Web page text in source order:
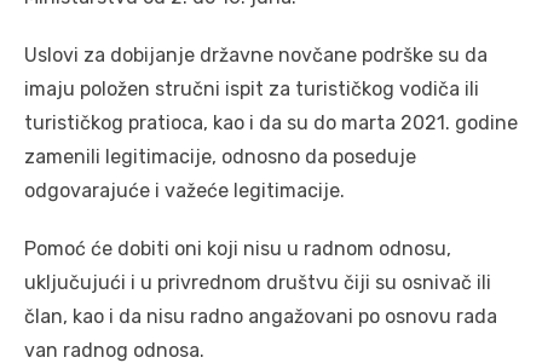
Uslovi za dobijanje državne novčane podrške su da
imaju položen stručni ispit za turističkog vodiča ili
turističkog pratioca, kao i da su do marta 2021. godine
zamenili legitimacije, odnosno da poseduje
odgovarajuće i važeće legitimacije.
Pomoć će dobiti oni koji nisu u radnom odnosu,
uključujući i u privrednom društvu čiji su osnivač ili
član, kao i da nisu radno angažovani po osnovu rada
van radnog odnosa.